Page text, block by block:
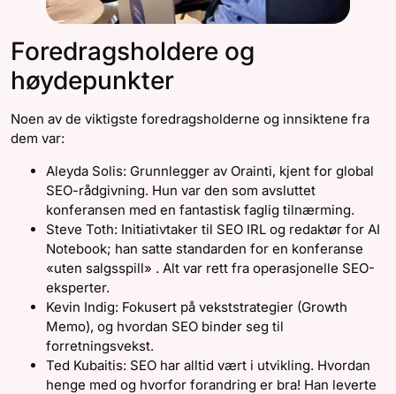
Foredragsholdere og
høydepunkter
Noen av de viktigste foredragsholderne og innsiktene fra
dem var:
Aleyda Solis: Grunnlegger av Orainti, kjent for global
SEO-rådgivning. Hun var den som avsluttet
konferansen med en fantastisk faglig tilnærming.
Steve Toth: Initiativtaker til SEO IRL og redaktør for AI
Notebook; han satte standarden for en konferanse
«uten salgsspill» . Alt var rett fra operasjonelle SEO-
eksperter.
Kevin Indig: Fokusert på vekststrategier (Growth
Memo), og hvordan SEO binder seg til
forretningsvekst.
Ted Kubaitis: SEO har alltid vært i utvikling. Hvordan
henge med og hvorfor forandring er bra! Han leverte